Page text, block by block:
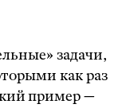
задачи,
как раз
пример —